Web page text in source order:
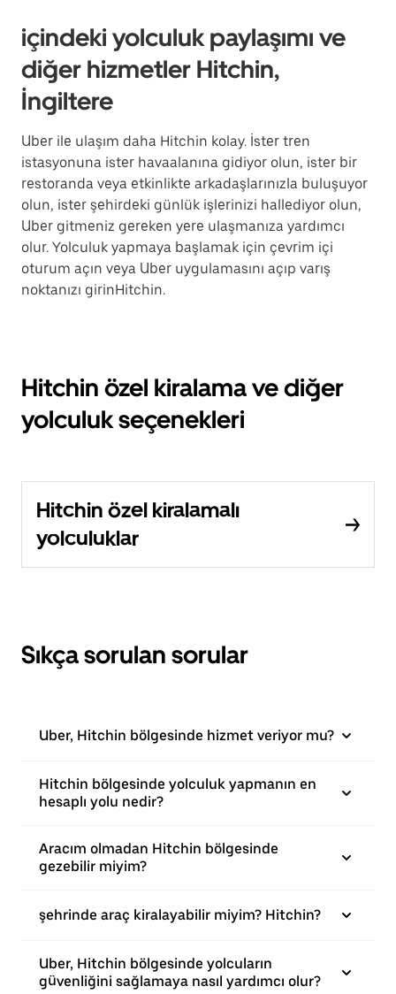
içindeki yolculuk paylaşımı ve
diğer hizmetler Hitchin,
İngiltere
Uber ile ulaşım daha Hitchin kolay. İster tren
istasyonuna ister havaalanına gidiyor olun, ister bir
restoranda veya etkinlikte arkadaşlarınızla buluşuyor
olun, ister şehirdeki günlük işlerinizi hallediyor olun,
Uber gitmeniz gereken yere ulaşmanıza yardımcı
olur. Yolculuk yapmaya başlamak için çevrim içi
oturum açın veya Uber uygulamasını açıp varış
noktanızı girinHitchin.
Hitchin özel kiralama ve diğer
yolculuk seçenekleri
Hitchin özel kiralamalı
yolculuklar
Sıkça sorulan sorular
Uber, Hitchin bölgesinde hizmet veriyor mu?
Hitchin bölgesinde yolculuk yapmanın en
hesaplı yolu nedir?
Aracım olmadan Hitchin bölgesinde
gezebilir miyim?
şehrinde araç kiralayabilir miyim? Hitchin?
Uber, Hitchin bölgesinde yolcuların
güvenliğini sağlamaya nasıl yardımcı olur?